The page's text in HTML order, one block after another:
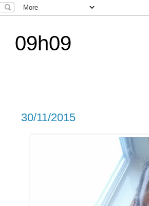
09h09
30/11/2015